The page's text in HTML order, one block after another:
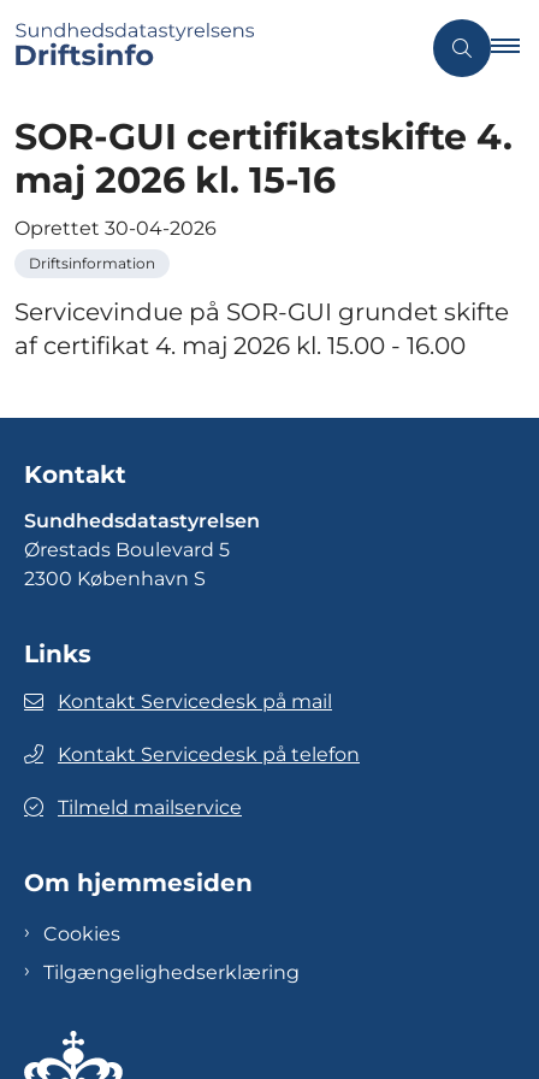
SOR-GUI certifikatskifte 4.
maj 2026 kl. 15-16
Oprettet 30-04-2026
Driftsinformation
Servicevindue på SOR-GUI grundet skifte
af certifikat 4. maj 2026 kl. 15.00 - 16.00
Kontakt
Sundhedsdatastyrelsen
Ørestads Boulevard 5
2300 København S
Links
Kontakt Servicedesk på mail
Kontakt Servicedesk på telefon
Tilmeld mailservice
Om hjemmesiden
Cookies
Tilgængelighedserklæring